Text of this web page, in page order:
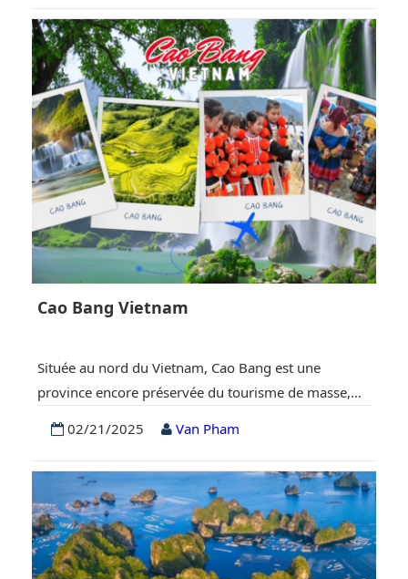
dans le nord du pays, cette province est un véritable
trésor pour les voyageurs en quête d’aventure et
d’authenticité. Cet article explore pourquoi Ha…
Cao Bang Vietnam
Située au nord du Vietnam, Cao Bang est une
province encore préservée du tourisme de masse,
culture vietnamiennes. Région montagneuse,
verdoyante et riche d’une histoire fascinante, Cao
Bang attire aujourd’hui de plus en plus de voyageurs
en quête d’authenticité et de paysages
spectaculaires. Ce lieu, qui…
02/21/2025 Van Pham